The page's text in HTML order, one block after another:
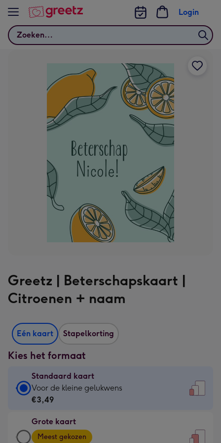
Bekijk meer
Zoeken
Login
Greetz | Beterschapskaart |
Citroenen + naam
Eén kaart Stapelkorting
Kies het formaat
Standaard kaart
Standaard
kaart
€3,49
-
Voor de kleine gelukwens
€3,49
Grote kaart
Grote
Meest gekozen